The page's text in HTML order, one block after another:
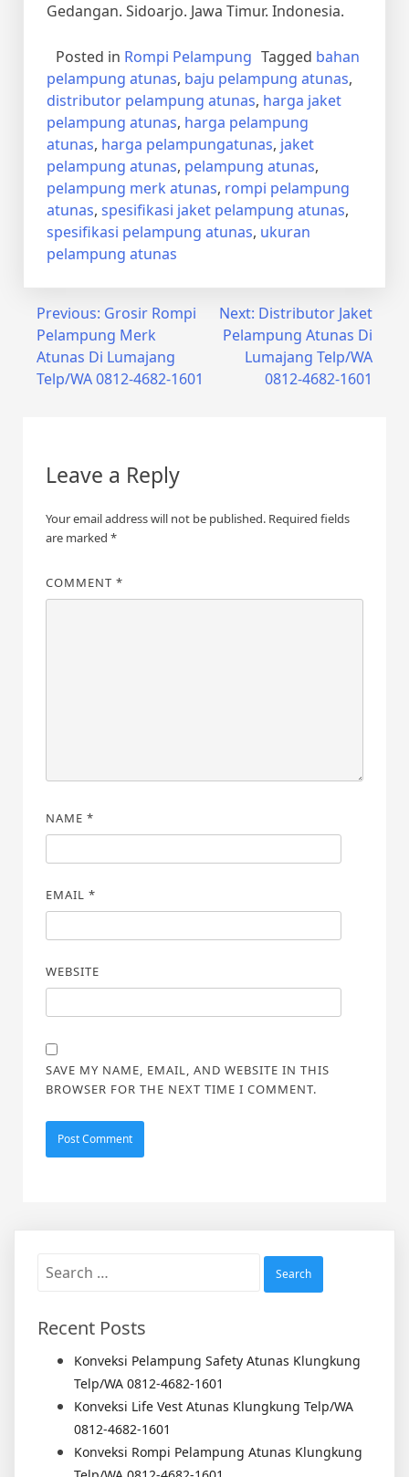
Gedangan. Sidoarjo. Jawa Timur. Indonesia.
Posted in Rompi Pelampung Tagged bahan
pelampung atunas, baju pelampung atunas,
distributor pelampung atunas, harga jaket
pelampung atunas, harga pelampung
atunas, harga pelampungatunas, jaket
pelampung atunas, pelampung atunas,
pelampung merk atunas, rompi pelampung
atunas, spesifikasi jaket pelampung atunas,
spesifikasi pelampung atunas, ukuran
pelampung atunas
Post
navigation
Previous: Grosir Rompi
Pelampung Merk
Atunas Di Lumajang
Telp/WA 0812-4682-1601
Next: Distributor Jaket
Pelampung Atunas Di
Lumajang Telp/WA
0812-4682-1601
Leave a Reply
Your email address will not be published. Required fields
are marked *
COMMENT *
NAME *
EMAIL *
WEBSITE
SAVE MY NAME, EMAIL, AND WEBSITE IN THIS
BROWSER FOR THE NEXT TIME I COMMENT.
Search
Recent Posts
Konveksi Pelampung Safety Atunas Klungkung
Telp/WA 0812-4682-1601
Konveksi Life Vest Atunas Klungkung Telp/WA
0812-4682-1601
Konveksi Rompi Pelampung Atunas Klungkung